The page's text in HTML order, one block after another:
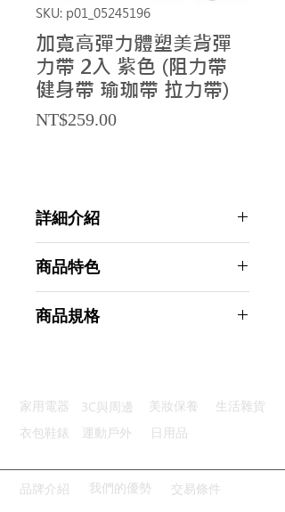
SKU: p01_05245196
加寬高彈力體塑美背彈
力帶 2入 紫色 (阻力帶
健身帶 瑜珈帶 拉力帶)
NT$259.00Price
詳細介紹
商品特色
高彈不斷：8倍拉力耐拉耐用
商品規格
商品型號：p01_05245196
主要材質：TPE
商品重量(g)：91
產地名稱：中國大陸
家用電器 3C與周邊 美妝保養
生活雜貨
衣包鞋錶
運動戶外 日用品
品牌介紹 我們的優勢 交易條件